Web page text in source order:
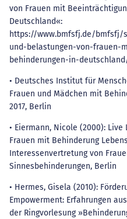
von Frauen mit
Deutschland«:
https://www.bmfsfj.de/
und-belastungen-von-frauen-
behinderungen-in-
• Deutsches Institut für
Frauen und Mädchen mit
2017, Berlin
• Eiermann, Nicole (2000):
Frauen mit Behinderung
Interessenvertretung von
Sinnesbehinderungen, Berlin
• Hermes, Gisela (2010):
Empowerment: Erfahrungen
der Ringvorlesung